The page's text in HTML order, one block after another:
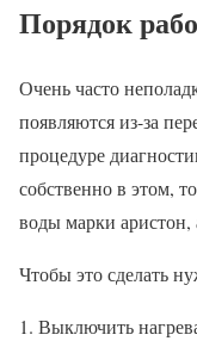
Порядок
Очень часто
появляются из-за
процедуре
собственно в этом,
воды марки
Чтобы это сделать
Выключить